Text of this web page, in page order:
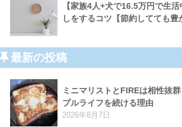
【家族4人+犬で16.5万円で生
しをするコツ【節約してても豊
最新の投稿
ミニマリストとFIREは相性抜
プルライフを続ける理由
2026年8月7日